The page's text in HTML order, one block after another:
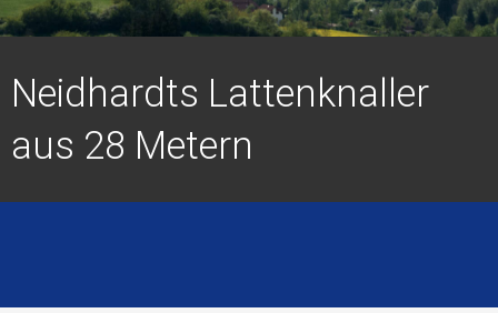
Neidhardts Lattenknaller
aus 28 Metern